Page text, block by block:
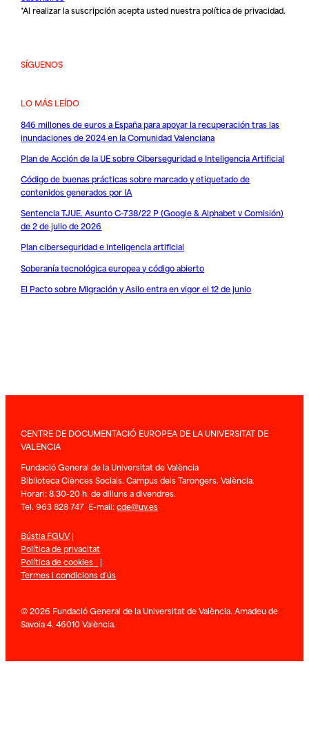
*Al realizar la suscripción acepta usted nuestrapolítica de privacidad.
SÍGUENOS
LO MÁS LEÍDO
846 millones de euros a España para apoyar la recuperación tras las
inundaciones de 2024 en la Comunidad Valenciana
Plan de Acción de la UE sobre Ciberseguridad e Inteligencia Artificial
Código de buenas prácticas sobre marcado y etiquetado de
contenidos generados por IA
Sentencia TJUE. Asunto C-738/22 P (Google & Alphabet v Comisión)
de 2 de julio de 2026
Plan ciberseguridad e inteligencia artificial
Soberanía tecnológica europea y código abierto
El Pacto sobre Migración y Asilo entra en vigor el 12 de junio
CENTRE DE DOCUMENTACIÓ EUROPEA DE LA UNIVERSITAT DE
VALENCIA
Fundació General de la Universitat de València
Biblioteca Ciènces Socials. Campus dels Tarongers. València.
Horari: 8.30-20 h. de dilluns a divendres.
Tel. 963 828 747 E-mail:cde@uv.es
Bústia FGUV|
Política de privacitat
Política de cookies |
Termes i condicions d’ús
© 2026 Fundació General de la Universitat de València. Amadeu de
Savoia 4. 46010 València.